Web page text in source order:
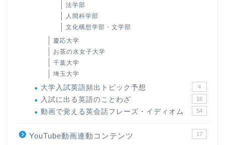
法学部
人間科学部
文化構想学部・文学部
慶応大学
お茶の水女子大学
千葉大学
埼玉大学
大学入試英語頻出トピック予想 4
入試に出る英語のことわざ 16
動画で覚える英会話フレーズ・イディオム 54
YouTube動画連動コンテンツ 17